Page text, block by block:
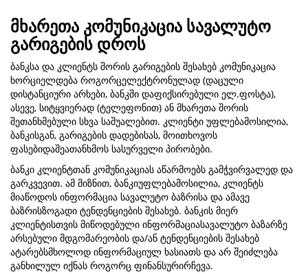
მხარეთა კომუნიკაცია სავალუტო
გარიგების დროს
ბანკსა და კლიენტს შორის გარიგების შესახებ კომუნიკაცია
ხორციელდება როგორცელექტრონულად (დაცული
დისტანციური არხები, ბანკში დაფიქსირებული ელ.ფოსტა),
ასევე, სიტყვიერად (ტელეფონით) ან მხარეთა შორის
შეთანხმებული სხვა საშუალებით. კლიენტი უფლებამოსილია,
ბანკისგან, გარიგების დადებისას, მოითხოვოს
ფასებიდაშეათანხმოს სასურველი პირობები.
ბანკი კლიენტთან კომუნიკაციას აწარმოებს გამჭვირვალედ და
გარკვევით. ამ მიზნით, ბანკიუფლებამოსილია, კლიენტს
მიაწოდოს ინფორმაცია სავალუტო ბაზრისა და ამავე
ბაზრისზოგადი ტენდენციების შესახებ. ბანკის მიერ
კლიენტისთვის მიწოდებული ინფორმაციასავალუტო ბაზარზე
არსებული მდგომარეობის და/ან ტენდენციების შესახებ
ატარებსმხოლოდ ინფორმაციულ ხასიათს და არ შეიძლება
განხილულ იქნას როგორც ფინანსურირჩევა.